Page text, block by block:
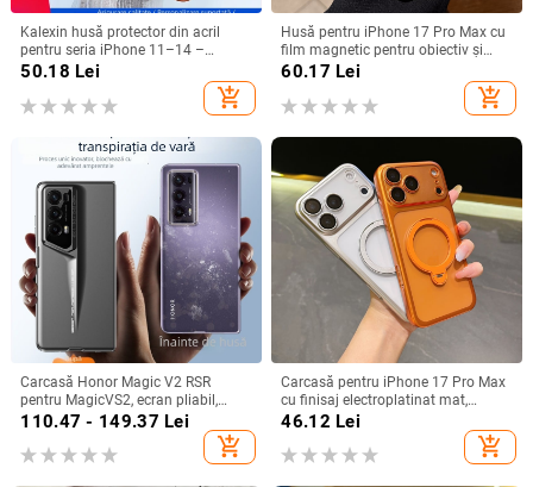
Kalexin husă protector din acril
pentru seria iPhone 11–14 –
rezistentă la uzură și la cădere,
personalizabilă, confecționată prin
turnare din plastic, stiluri
50.18 Lei
add_shopping_cart
Husă pentru iPhone 17 Pro Max cu
film magnetic pentru obiectiv și
protecție completă, verde
60.17 Lei
add_shopping_cart
Carcasă Honor Magic V2 RSR
pentru MagicVS2, ecran pliabil,
design Porsche, protecție anti-
110.47 - 149.37 Lei
add_shopping_cart
Carcasă pentru iPhone 17 Pro Max
cu finisaj electroplatinat mat,
magnetică, suport rotativ și
46.12 Lei
add_shopping_cart